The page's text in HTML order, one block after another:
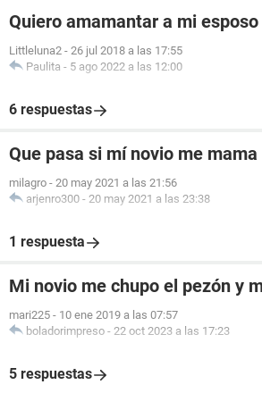
Quiero amamantar a mi esposo
Littleluna2 - 26 jul 2018 a las 17:55
Paulita - 5 ago 2022 a las 12:00
6 respuestas
Que pasa si mí novio me
milagro - 20 may 2021 a las 21:56
arjenro300 - 20 may 2021 a las 23:38
1 respuesta
Mi novio me chupo el pezón y
mari225 - 10 ene 2019 a las 07:57
boladorimpreso - 22 oct 2023 a las 17:23
5 respuestas